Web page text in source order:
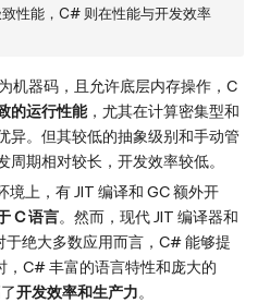
性能，C# 则在性能与开发效率
机器码，且允许底层内存操作，C
的运行性能，尤其在计算密集型和
异。但其较低的抽象级别和手动管
期相对较长，开发效率较低。
境上，有 JIT 编译和 GC 额外开
C 语言。然而，现代 JIT 编译器和
于绝大多数应用而言，C# 能够提
，C# 丰富的语言特性和庞大的
开发效率和生产力。